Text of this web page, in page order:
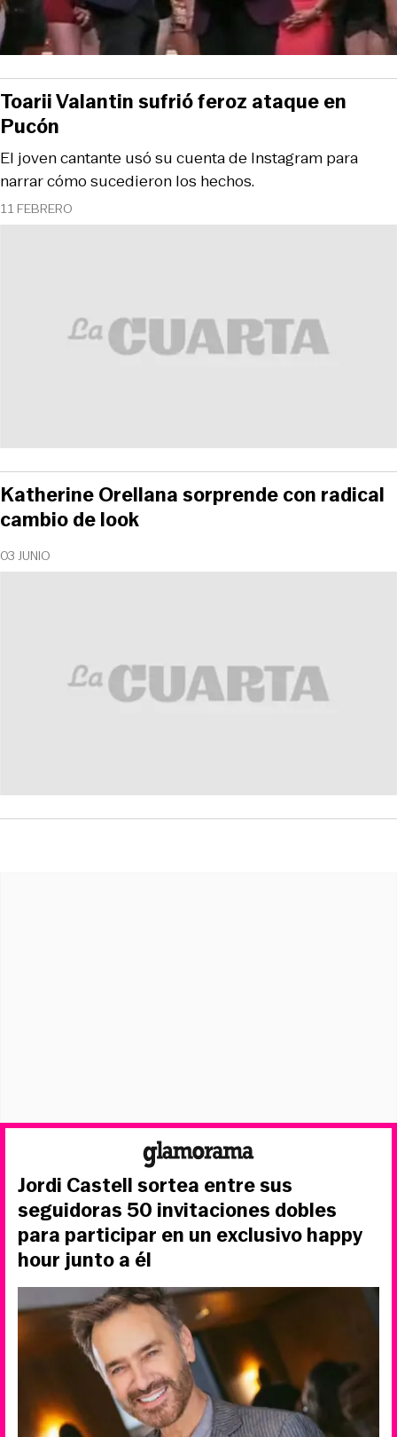
11 FEBRERO
El joven cantante usó su cuenta de Instagram para
narrar cómo sucedieron los hechos.
Toarii Valantin sufrió feroz ataque en
Pucón
03 JUNIO
Katherine Orellana sorprende con radical
cambio de look
Jordi Castell sortea entre sus
seguidoras 50 invitaciones dobles
para participar en un exclusivo happy
hour junto a él